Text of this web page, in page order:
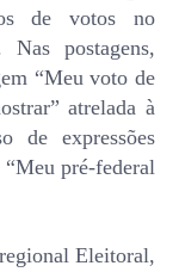
de votos no
Nas postagens,
“Meu voto de
atrelada à
de expressões
pré-federal
Eleitoral,